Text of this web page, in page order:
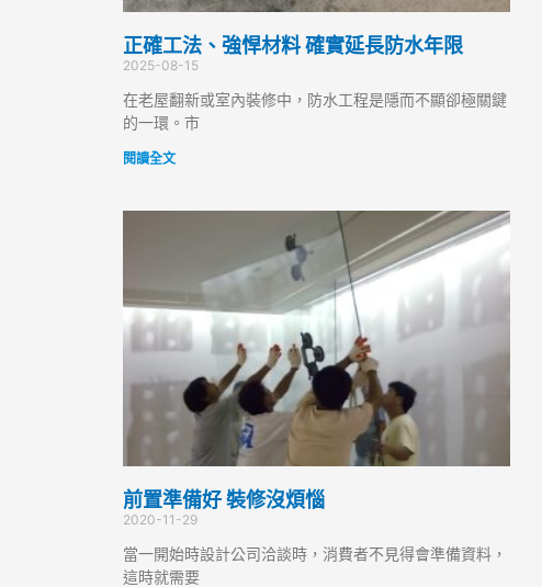
正確工法、強悍材料 確實延長防水年限
2025-08-15
在老屋翻新或室內裝修中，防水工程是隱而不顯卻極關鍵
的一環。市
閱讀全文
前置準備好 裝修沒煩惱
2020-11-29
當一開始時設計公司洽談時，消費者不見得會準備資料，
這時就需要